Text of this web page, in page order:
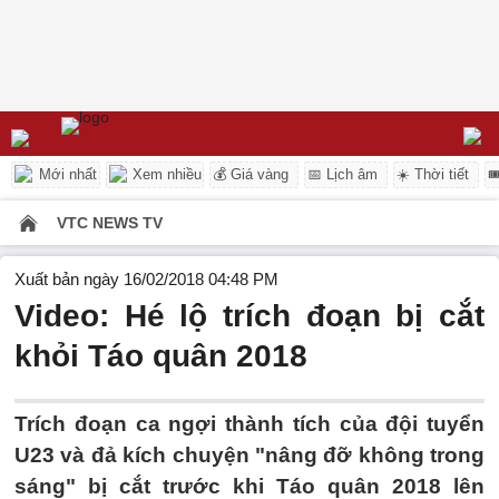
Mới nhất Xem nhiều 💰 Giá vàng 📅 Lịch âm ☀️ Thời tiết
VTC NEWS TV
Xuất bản ngày 16/02/2018 04:48 PM
Video: Hé lộ trích đoạn bị cắt
khỏi Táo quân 2018
Trích đoạn ca ngợi thành tích của đội tuyển
U23 và đả kích chuyện "nâng đỡ không trong
sáng" bị cắt trước khi Táo quân 2018 lên